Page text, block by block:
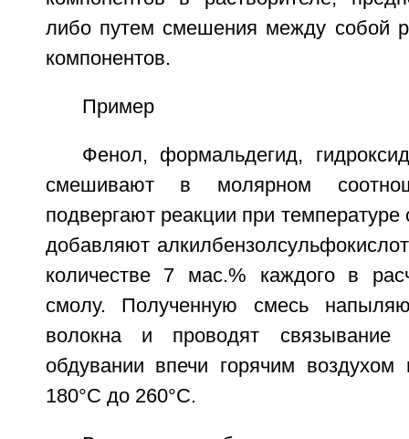
либо путем смешения между собой
компонентов.
Пример
Фенол, формальдегид,
смешивают в молярном
подвергают реакции при
добавляют
количестве 7 мас.% каждого в
смолу. Полученную смесь
волокна и проводят
обдувании впечи горячим воздухом
180°С до 260°С.